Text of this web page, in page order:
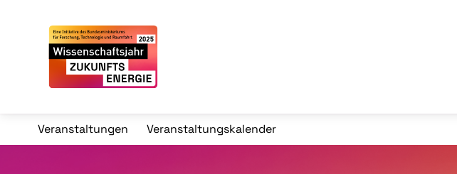
Veranstaltungen Veranstaltungskalender